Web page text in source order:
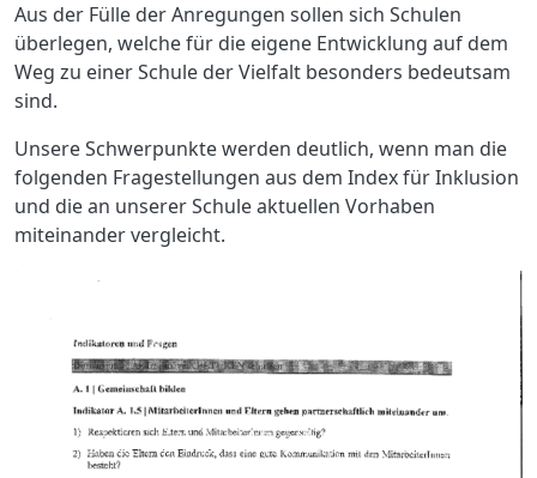
Aus der Fülle der Anregungen sollen sich Schulen
überlegen, welche für die eigene Entwicklung auf dem
Weg zu einer Schule der Vielfalt besonders bedeutsam
sind.
Unsere Schwerpunkte werden deutlich, wenn man die
folgenden Fragestellungen aus dem Index für Inklusion
und die an unserer Schule aktuellen Vorhaben
miteinander vergleicht.